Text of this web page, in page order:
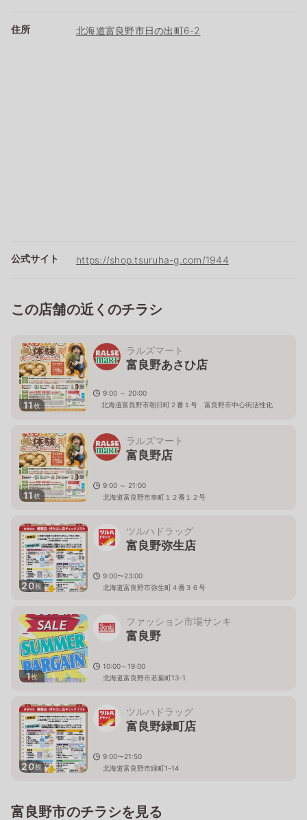
住所 北海道富良野市日の出町6-2
公式サイト https://shop.tsuruha-g.com/1944
この店舗の近くのチラシ
11枚
ラルズマート
富良野あさひ店
9:00 ～ 20:00
北海道富良野市朝日町２番１号 富良野市中心街活性化
センター ふらっと１Ｆ
11枚
ラルズマート
富良野店
9:00 ～ 21:00
北海道富良野市幸町１２番１２号
20枚
ツルハドラッグ
富良野弥生店
9:00〜23:00
北海道富良野市弥生町４番３６号
1枚
ファッション市場サンキ
富良野
10:00～19:00
北海道富良野市若葉町13-1
20枚
ツルハドラッグ
富良野緑町店
9:00〜21:50
北海道富良野市緑町1-14
富良野市のチラシを見る